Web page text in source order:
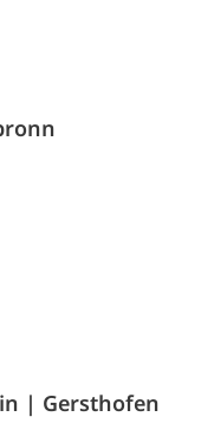
| Gersthofen